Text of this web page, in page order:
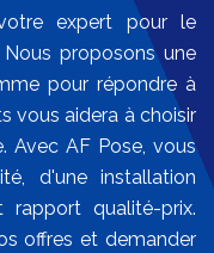
expert pour le
proposons une
pour répondre à
vous aidera à choisir
Avec AF Pose, vous
d'une installation
rapport qualité-prix.
offres et demander